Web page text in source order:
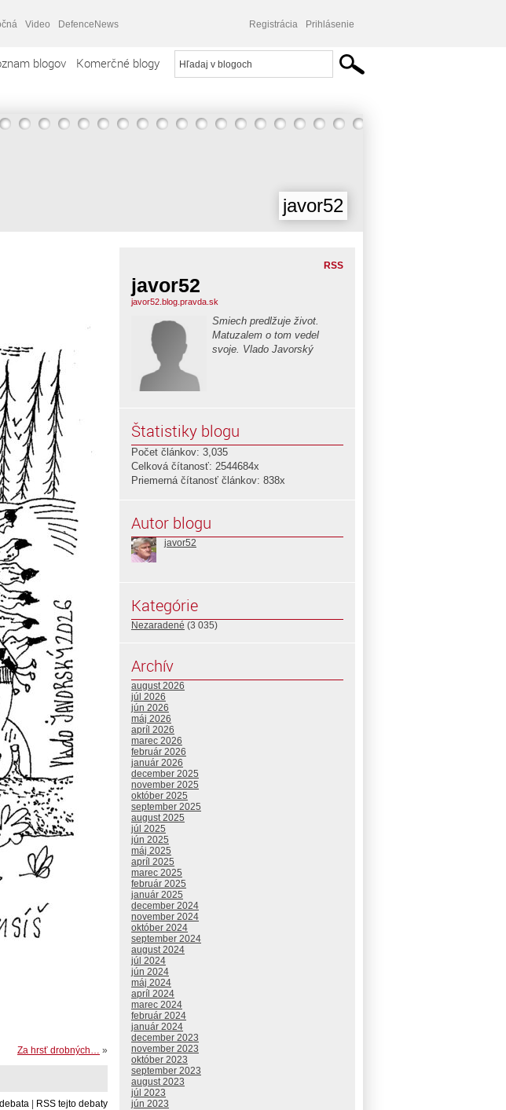
Video DefenceNews Registrácia Prihlásenie
blogov Komerčné blogy
javor52
Za hrsť drobných… »
| RSS tejto debaty
RSS
javor52
javor52.blog.pravda.sk
Smiech predlžuje život.
Matuzalem o tom vedel
svoje. Vlado Javorský
Štatistiky blogu
Počet článkov: 3,035
Celková čítanosť: 2544684x
Priemerná čítanosť článkov: 838x
Autor blogu
javor52
Kategórie
Nezaradené (3 035)
Archív
august 2026
júl 2026
jún 2026
máj 2026
apríl 2026
marec 2026
február 2026
január 2026
december 2025
november 2025
október 2025
september 2025
august 2025
júl 2025
jún 2025
máj 2025
apríl 2025
marec 2025
február 2025
január 2025
december 2024
november 2024
október 2024
september 2024
august 2024
júl 2024
jún 2024
máj 2024
apríl 2024
marec 2024
február 2024
január 2024
december 2023
november 2023
október 2023
september 2023
august 2023
júl 2023
jún 2023